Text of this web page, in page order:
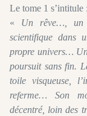
Le tome 1 s’intitule
« Un rêve…, un
scientifique dans
propre univers…
poursuit sans fin.
toile visqueuse,
referme… Son
décentré, loin des